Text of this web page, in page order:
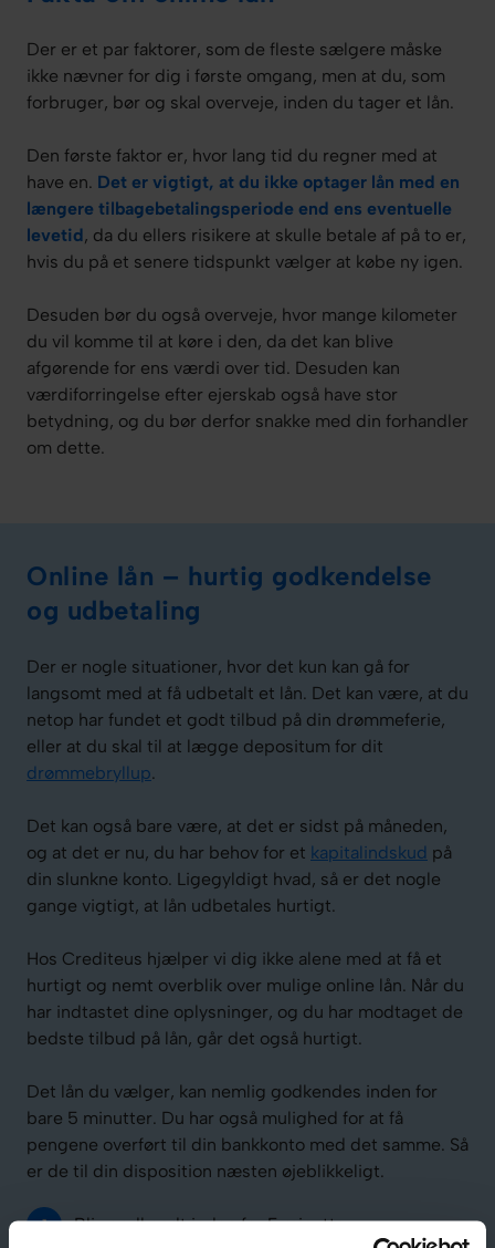
Der er et par faktorer, som de fleste sælgere måske
ikke nævner for dig i første omgang, men at du, som
forbruger, bør og skal overveje, inden du tager et lån.
Den første faktor er, hvor lang tid du regner med at
have en. Det er vigtigt, at du ikke optager lån med en
længere tilbagebetalingsperiode end ens eventuelle
levetid, da du ellers risikere at skulle betale af på to er,
hvis du på et senere tidspunkt vælger at købe ny igen.
Desuden bør du også overveje, hvor mange kilometer
du vil komme til at køre i den, da det kan blive
afgørende for ens værdi over tid. Desuden kan
værdiforringelse efter ejerskab også have stor
betydning, og du bør derfor snakke med din forhandler
om dette.
Online lån – hurtig godkendelse
og udbetaling
Der er nogle situationer, hvor det kun kan gå for
langsomt med at få udbetalt et lån. Det kan være, at du
netop har fundet et godt tilbud på din drømmeferie,
eller at du skal til at lægge depositum for dit
drømmebryllup.
Det kan også bare være, at det er sidst på måneden,
og at det er nu, du har behov for et kapitalindskud på
din slunkne konto. Ligegyldigt hvad, så er det nogle
gange vigtigt, at lån udbetales hurtigt.
Hos Crediteus hjælper vi dig ikke alene med at få et
hurtigt og nemt overblik over mulige online lån. Når du
har indtastet dine oplysninger, og du har modtaget de
bedste tilbud på lån, går det også hurtigt.
Det lån du vælger, kan nemlig godkendes inden for
bare 5 minutter. Du har også mulighed for at få
pengene overført til din bankkonto med det samme. Så
er de til din disposition næsten øjeblikkeligt.
Bliv godkendt inden for 5 minutter